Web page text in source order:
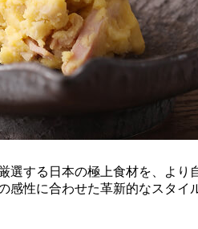
する日本の極上食材を、より
性に合わせた革新的なスタイ